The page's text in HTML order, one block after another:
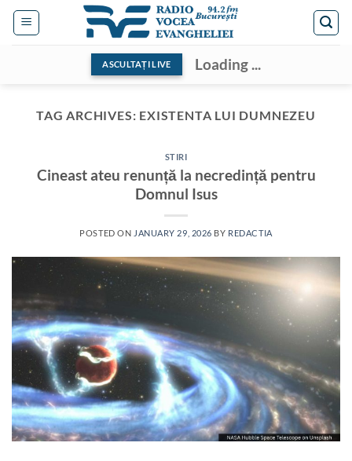
Skip
ASCULTAȚI LIVE Loading ...
TAG ARCHIVES: EXISTENTA LUI DUMNEZEU
STIRI
Cineast ateu renunță la necredință pentru
Domnul Isus
POSTED ON JANUARY 29, 2026 BY REDACTIA